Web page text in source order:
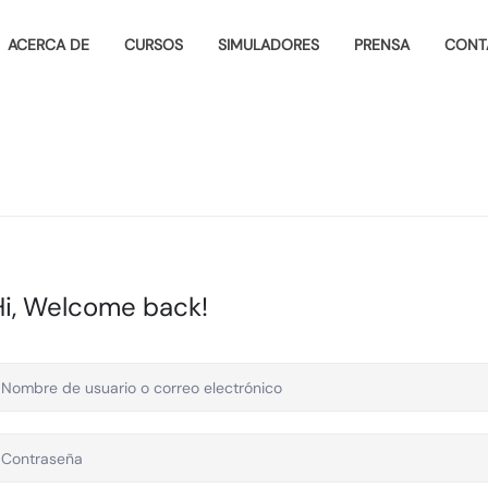
ACERCA DE CURSOS SIMULADORES PRENSA
Welcome back!